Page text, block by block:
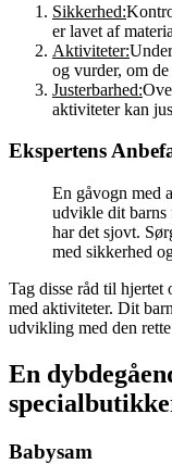
Sikkerhed:
er lavet af
Aktiviteter:
og vurder, om de
Justerbarhed:
aktiviteter kan
Ekspertens
En gåvogn med
udvikle dit barns
har det sjovt.
med sikkerhed
Tag disse råd til
med aktiviteter. Dit
udvikling med den
En
Babysam